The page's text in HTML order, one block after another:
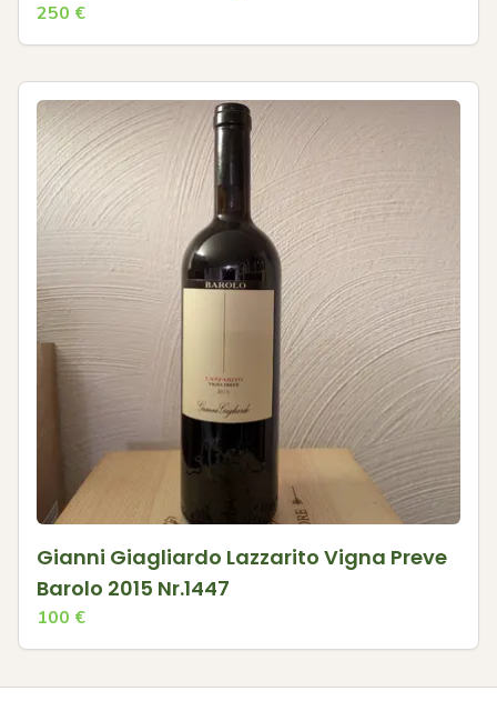
250 €
Gianni Giagliardo Lazzarito Vigna Preve
Barolo 2015 Nr.1447
100 €